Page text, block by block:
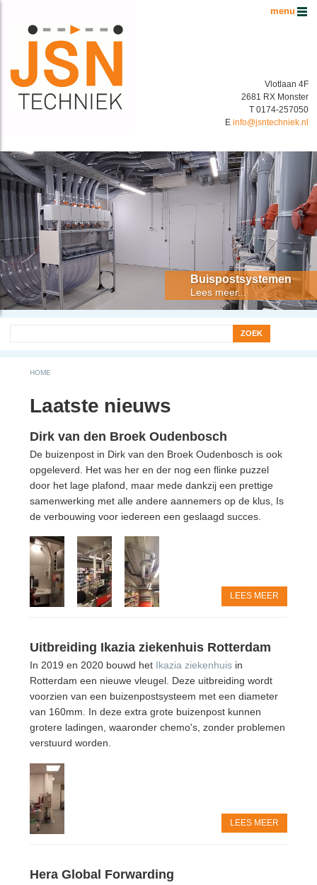
Energiek in buispostsystemen!
Buispostsystemen
Lees meer...
You are here
HOME
Laatste nieuws
Dirk van den Broek Oudenbosch
De buizenpost in Dirk van den Broek Oudenbosch is ook
opgeleverd. Het was her en der nog een flinke puzzel
door het lage plafond, maar mede dankzij een prettige
samenwerking met alle andere aannemers op de klus, Is
de verbouwing voor iedereen een geslaagd succes.
LEES MEER
Uitbreiding Ikazia ziekenhuis Rotterdam
In 2019 en 2020 bouwd het Ikazia ziekenhuis in
Rotterdam een nieuwe vleugel. Deze uitbreiding wordt
voorzien van een buizenpostsysteem met een diameter
van 160mm. In deze extra grote buizenpost kunnen
grotere ladingen, waaronder chemo's, zonder problemen
verstuurd worden.
LEES MEER
Hera Global Forwarding
Vlotlaan 4F
2681 RX Monster
T 0174-257050
E info@jsntechniek.nl